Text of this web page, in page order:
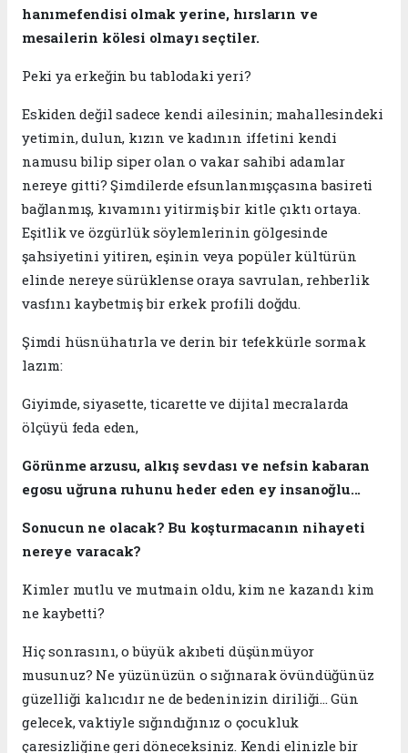
hanımefendisi olmak yerine, hırsların ve
mesailerin kölesi olmayı seçtiler.
​Peki ya erkeğin bu tablodaki yeri?
Eskiden değil sadece kendi ailesinin; mahallesindeki
yetimin, dulun, kızın ve kadının iffetini kendi
namusu bilip siper olan o vakar sahibi adamlar
nereye gitti? Şimdilerde efsunlanmışçasına basireti
bağlanmış, kıvamını yitirmiş bir kitle çıktı ortaya.
Eşitlik ve özgürlük söylemlerinin gölgesinde
şahsiyetini yitiren, eşinin veya popüler kültürün
elinde nereye sürüklense oraya savrulan, rehberlik
vasfını kaybetmiş bir erkek profili doğdu.
​Şimdi hüsnühatırla ve derin bir tefekkürle sormak
lazım:
​Giyimde, siyasette, ticarette ve dijital mecralarda
ölçüyü feda eden,
Görünme arzusu, alkış sevdası ve nefsin kabaran
egosu uğruna ruhunu heder eden ey insanoğlu...
Sonucun ne olacak? Bu koşturmacanın nihayeti
nereye varacak?
Kimler mutlu ve mutmain oldu, kim ne kazandı kim
ne kaybetti?
​Hiç sonrasını, o büyük akıbeti düşünmüyor
musunuz? Ne yüzünüzün o sığınarak övündüğünüz
güzelliği kalıcıdır ne de bedeninizin diriliği... Gün
gelecek, vaktiyle sığındığınız o çocukluk
çaresizliğine geri döneceksiniz. Kendi elinizle bir